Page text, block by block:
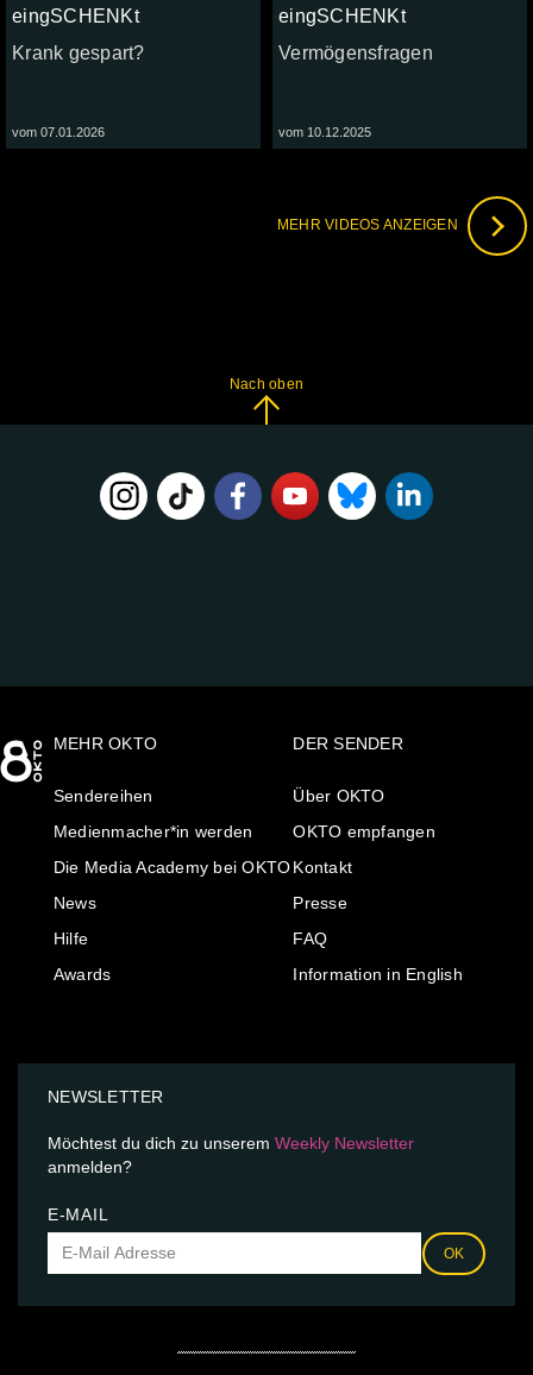
eingSCHENKt
Krank gespart?
vom 07.01.2026
eingSCHENKt
Vermögensfragen
vom 10.12.2025
MEHR VIDEOS ANZEIGEN
Nach oben
MEHR OKTO
Sendereihen
Medienmacher*in werden
Die Media Academy bei OKTO
News
Hilfe
Awards
DER SENDER
Über OKTO
OKTO empfangen
Kontakt
Presse
FAQ
Information in English
NEWSLETTER
Möchtest du dich zu unserem Weekly Newsletter
anmelden?
E-MAIL
OK